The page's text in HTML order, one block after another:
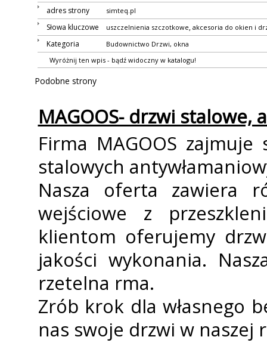
adres strony
simteq.pl
Słowa kluczowe uszczelnienia szczotkowe, akcesoria do okien i
Kategoria Budownictwo Drzwi, okna
Wyróżnij ten wpis - bądź widoczny w katalogu!
Podobne strony
MAGOOS- drzwi stalowe,
Firma MAGOOS
stalowych
Nasza oferta zawiera
wejściowe z
klientom oferujemy
jakości wykonania.
rzetelna firma.
Zrób krok dla własnego
nas swoje drzwi w naszej